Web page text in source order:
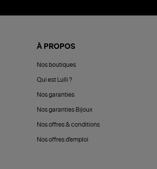
À PROPOS
Nos boutiques
Qui est Lulli ?
Nos garanties
Nos garanties Bijoux
Nos offres & conditions
Nos offres d'emploi